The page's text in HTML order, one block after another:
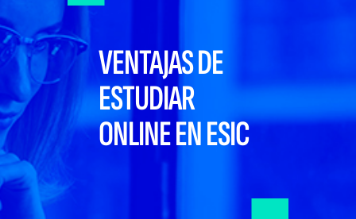
VENTAJAS DE
ESTUDIAR
ONLINE EN ESIC